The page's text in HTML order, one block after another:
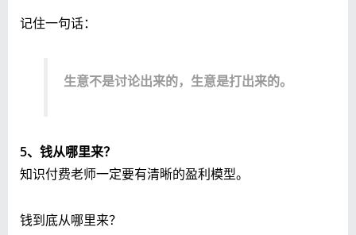
记住一句话：
生意不是讨论出来的，生意是打出来的。
5、钱从哪里来？
知识付费老师一定要有清晰的盈利模型。
钱到底从哪里来？